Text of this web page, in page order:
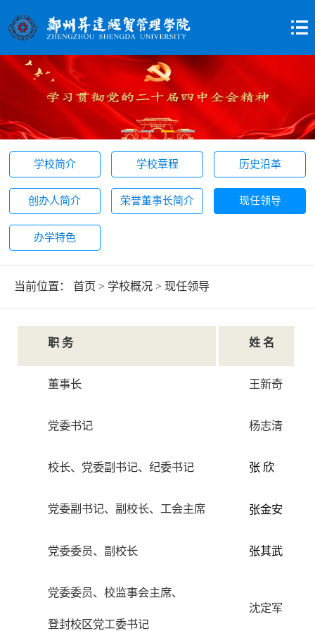
学校简介 学校章程 历史沿革
创办人简介 荣誉董事长简介 现任领导
办学特色
当前位置： 首页 > 学校概况 > 现任领导
职 务 姓 名
董事长 王新奇
党委书记 杨志清
校长、党委副书记、纪委书记 张 欣
党委副书记、副校长、工会主席 张金安
党委委员、副校长 张其武
党委委员、校监事会主席、
登封校区党工委书记
沈定军